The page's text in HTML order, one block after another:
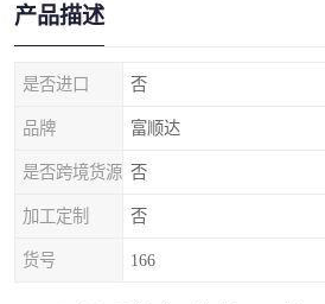
产品描述
是否进口 否
品牌 富顺达
是否跨境货源 否
加工定制 否
货号 166